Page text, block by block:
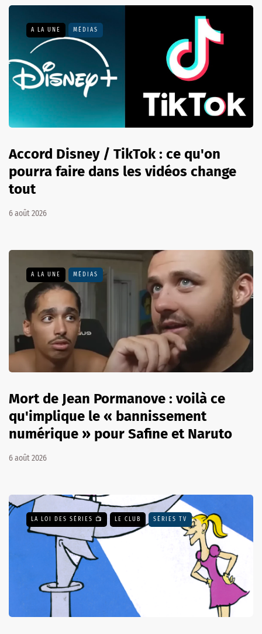
A LA UNE MÉDIAS
Accord Disney / TikTok : ce qu'on
pourra faire dans les vidéos change
tout
6 août 2026
A LA UNE MÉDIAS
Mort de Jean Pormanove : voilà ce
qu'implique le « bannissement
numérique » pour Safine et Naruto
6 août 2026
LA LOI DES SÉRIES 📺 LE CLUB SÉRIES TV